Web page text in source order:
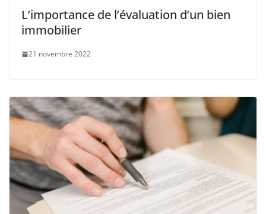
L’importance de l’évaluation d’un bien
immobilier
21 novembre 2022